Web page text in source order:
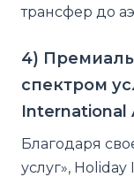
трансфер до
4)
спектром
International
Благодаря
услуг»,